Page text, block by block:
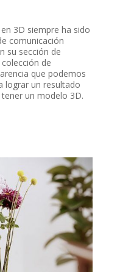
3D siempre ha sido
comunicación
su sección de
de
que podemos
lograr un resultado
un modelo 3D.